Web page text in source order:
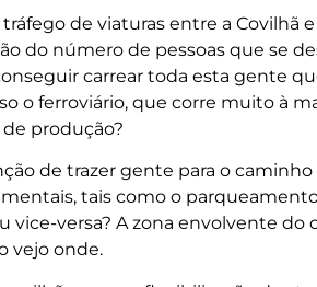
de viaturas entre a Covilhã
do número de pessoas que se
carrear toda esta gente
o ferroviário, que corre muito à
produção?
de trazer gente para o
tais como o
vice-versa? A zona envolvente do
vejo onde.